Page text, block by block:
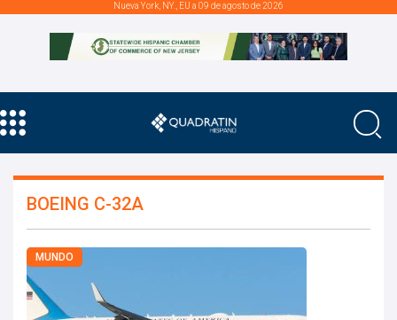
Nueva York, NY., EU a 09 de agosto de 2026
BOEING C-32A
MUNDO